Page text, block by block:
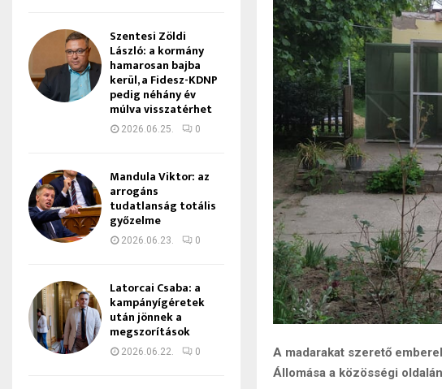
A madarakat szerető
Állomása a közösségi oldalán
Szentesi Zöldi
László: a kormány
hamarosan bajba
kerül, a Fidesz-KDNP
pedig néhány év
múlva visszatérhet
2026.06.25. 0
Mandula Viktor: az
arrogáns
tudatlanság totális
győzelme
2026.06.23. 0
Latorcai Csaba: a
kampányígéretek
után jönnek a
megszorítások
2026.06.22. 0